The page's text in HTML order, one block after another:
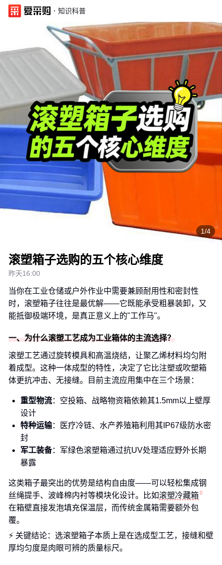
· 知识科普
1/4
滚塑箱子选购的五个核心维度
昨天16:00
当你在工业仓储或户外作业中需要兼顾耐用性和密封性
时，滚塑箱子往往是最优解——它既能承受粗暴装卸，又
能抵御极端环境，是真正意义上的"工作马"。
一、为什么滚塑工艺成为工业箱体的主流选择？
滚塑工艺通过旋转模具和高温烧结，让聚乙烯材料均匀附
着成型。这种一体成型的特性，决定了它比注塑或吹塑箱
体更抗冲击、无接缝。目前主流应用集中在三个场景：
重型物流：空投箱、战略物资箱依赖其1.5mm以上壁厚
设计
特种运输：医疗冷链、水产养殖箱利用其IP67级防水密
封
军工装备：军绿色滚塑箱通过抗UV处理适应野外长期
暴露
这类箱子最突出的优势是结构自由度——可以轻松集成钢
丝绳提手、波峰棉内衬等模块化设计。比如滚塑冷藏箱
在箱壁直接发泡填充保温层，而传统金属箱需要额外包
覆。
⚡ 关键结论：选滚塑箱子本质上是在选成型工艺，接缝和壁
厚均匀度是肉眼可辨的质量标尺。